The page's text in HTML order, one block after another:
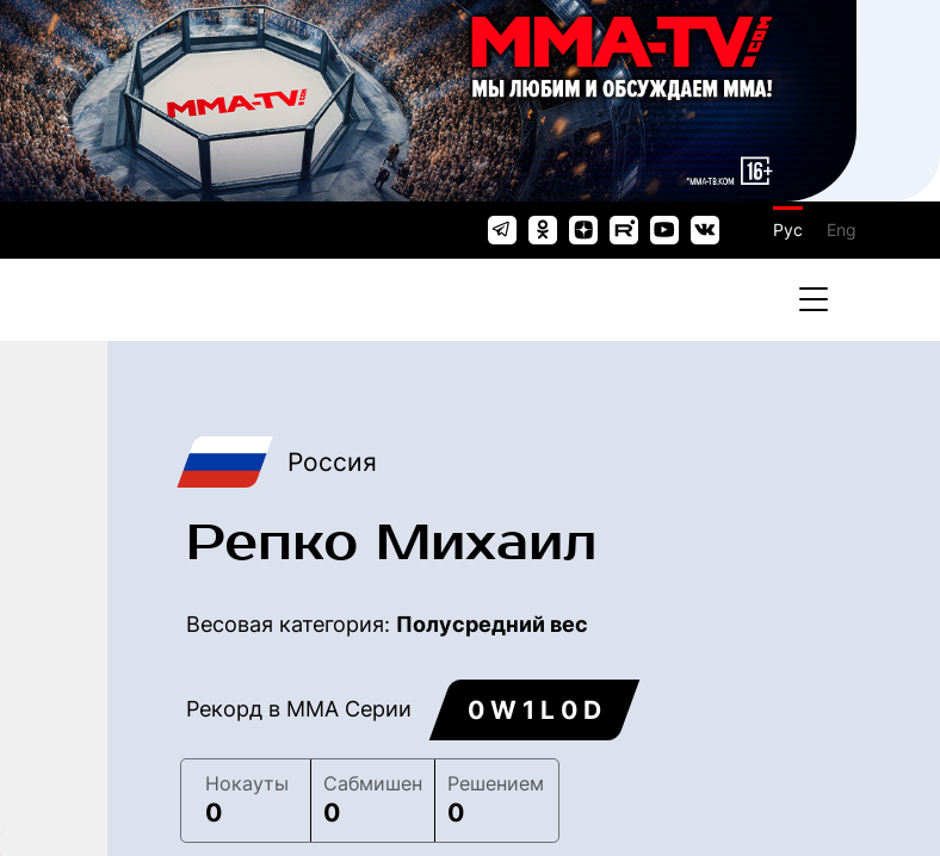
Рус Eng
Россия
Репко Михаил
Весовая категория: Полусредний вес
Рекорд в ММА Серии 0 W 1 L 0 D
Нокауты
0
Сабмишен
0
Решением
0